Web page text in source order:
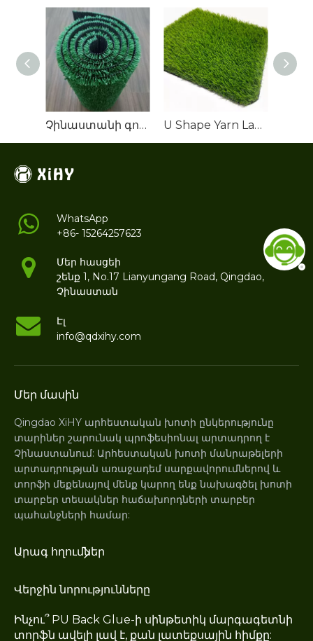
Չինաստանի գործարան տնտեսական արհեստական ​​խոտի գորգի գլանափաթեթ U Shape Yarn Landscape Սինթետիկ Մարգագետինների Խոտ
WhatsApp
+86- 15264257623
Մեր հասցեի
շենք 1, No.17 Lianyungang Road, Qingdao,
Չինաստան
Էլ
info@qdxihy.com
Մեր մասին
Qingdao XiHY արհեստական ​​խոտի ընկերությունը
տարիներ շարունակ պրոֆեսիոնալ արտադրող է
Չինաստանում: Արհեստական ​​խոտի մանրաթելերի
արտադրության առաջադեմ սարքավորումներով և
տորֆի մեքենայով մենք կարող ենք նախագծել խոտի
տարբեր տեսակներ հաճախորդների տարբեր
պահանջների համար:
Արագ հղումներ
Վերջին նորությունները
Ինչու՞ PU Back Glue-ի սինթետիկ մարգագետնի
տորֆն ավելի լավ է, քան լատեքսային հիմքը: